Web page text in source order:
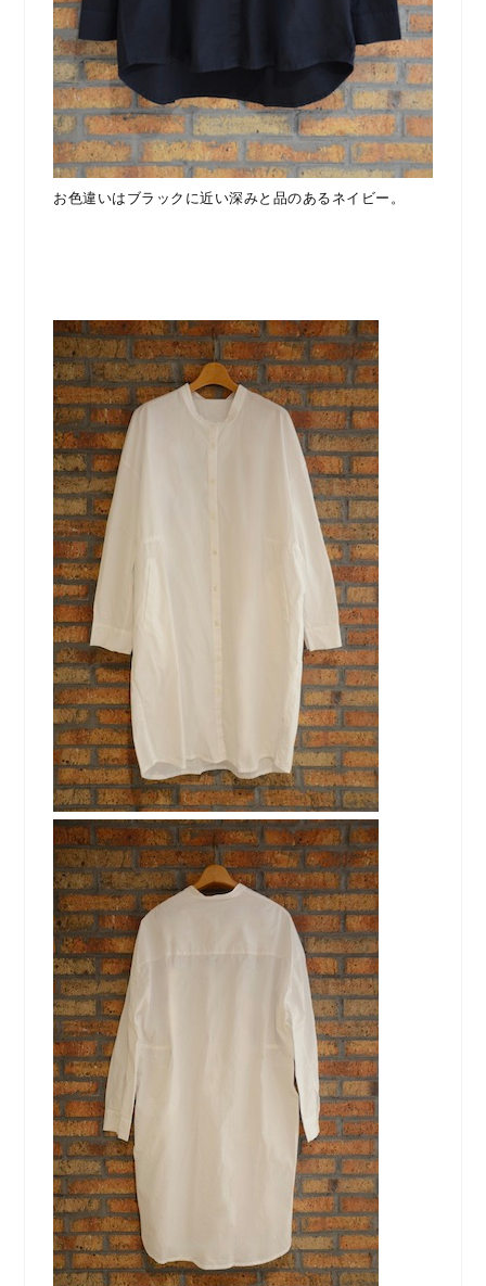
お色違いはブラックに近い深みと品のあるネイビー。